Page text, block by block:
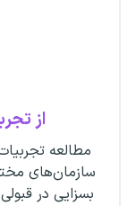
از
مطالعه
سازمان‌های
بسزایی در